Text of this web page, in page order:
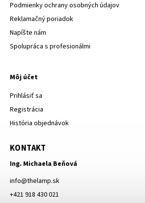
Podmienky ochrany osobných údajov
Reklamačný poriadok
Napíšte nám
Spolupráca s profesionálmi
Môj účet
Prihlásiť sa
Registrácia
História objednávok
KONTAKT
Ing. Michaela Beňová
info@thelamp.sk
+421 918 430 021